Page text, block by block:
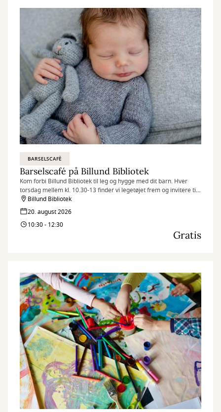
BARSELSCAFÈ
Barselscafé på Billund Bibliotek
Kom forbi Billund Bibliotek til leg og hygge med dit barn. Hver
torsdag mellem kl. 10.30-13 finder vi legetøjet frem og invitere til
Barselscafé.
Billund Bibliotek
20. august 2026
10:30 - 12:30
Gratis